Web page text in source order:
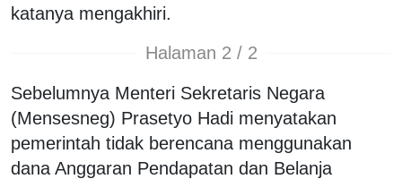
katanya mengakhiri.
Halaman 2 / 2
Sebelumnya Menteri Sekretaris Negara
(Mensesneg) Prasetyo Hadi menyatakan
pemerintah tidak berencana menggunakan
dana Anggaran Pendapatan dan Belanja